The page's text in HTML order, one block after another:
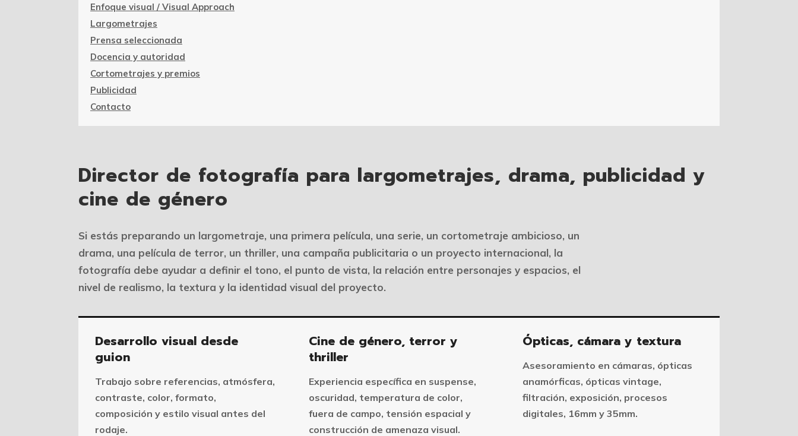
Enfoque visual / Visual Approach
Largometrajes
Prensa seleccionada
Docencia y autoridad
Cortometrajes y premios
Publicidad
Contacto
Director de fotografía para largometrajes, drama, publicidad y
cine de género
Si estás preparando un largometraje, una primera película, una serie, un cortometraje ambicioso, un
drama, una película de terror, un thriller, una campaña publicitaria o un proyecto internacional, la
fotografía debe ayudar a definir el tono, el punto de vista, la relación entre personajes y espacios, el
nivel de realismo, la textura y la identidad visual del proyecto.
Desarrollo visual desde
guion
Trabajo sobre referencias, atmósfera,
contraste, color, formato,
composición y estilo visual antes del
rodaje.
Cine de género, terror y
thriller
Experiencia específica en suspense,
oscuridad, temperatura de color,
fuera de campo, tensión espacial y
construcción de amenaza visual.
Ópticas, cámara y textura
Asesoramiento en cámaras, ópticas
anamórficas, ópticas vintage,
filtración, exposición, procesos
digitales, 16mm y 35mm.